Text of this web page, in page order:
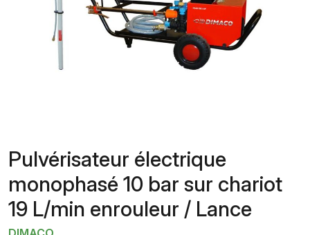
Pulvérisateur électrique
monophasé 10 bar sur chariot
19 L/min enrouleur / Lance